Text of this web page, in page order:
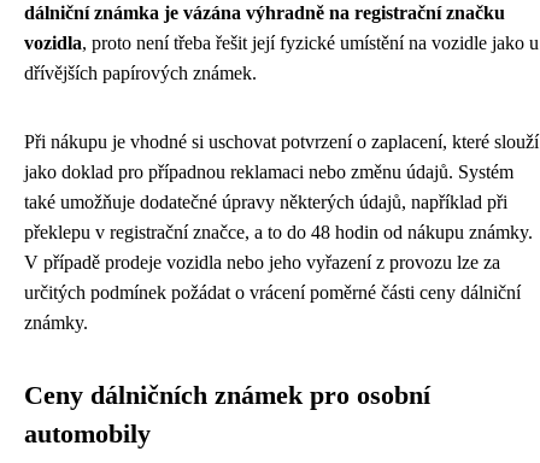
dálniční známka je vázána výhradně na registrační značku
vozidla, proto není třeba řešit její fyzické umístění na vozidle jako u
dřívějších papírových známek.
Při nákupu je vhodné si uschovat potvrzení o zaplacení, které slouží
jako doklad pro případnou reklamaci nebo změnu údajů. Systém
také umožňuje dodatečné úpravy některých údajů, například při
překlepu v registrační značce, a to do 48 hodin od nákupu známky.
V případě prodeje vozidla nebo jeho vyřazení z provozu lze za
určitých podmínek požádat o vrácení poměrné části ceny dálniční
známky.
Ceny dálničních známek pro osobní
automobily